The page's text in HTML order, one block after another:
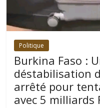
Politique
Burkina Faso :
déstabilisation
arrêté pour
avec 5 milliards